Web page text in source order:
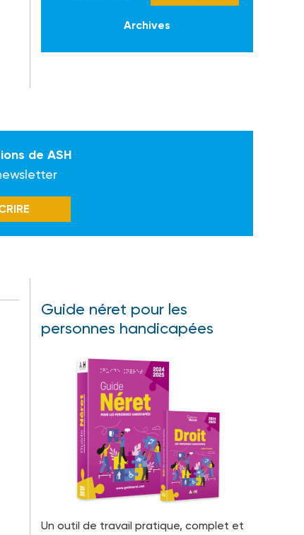
Archives
de ASH
Guide néret pour les
personnes handicapées
Un outil de travail pratique, complet et